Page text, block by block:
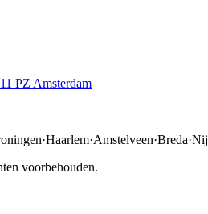
PZ Amsterdam
·Haarlem·Amstelveen·Breda·
voorbehouden.